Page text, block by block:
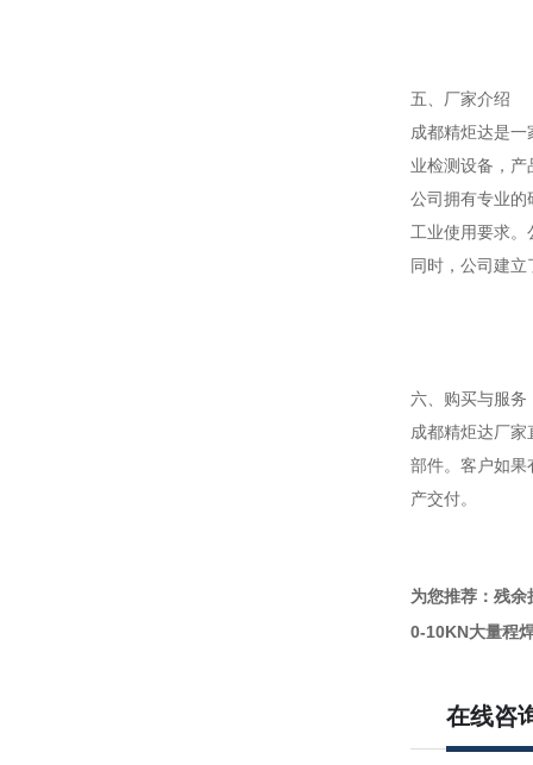
五、厂家介绍
成都精炬达是
业检测设备，
公司拥有专业的
工业使用要求。
同时，公司建立
六、购买与服务
成都精炬达厂
部件。客户如果
产交付。
为您推荐：残
0-10KN大量程
在线咨